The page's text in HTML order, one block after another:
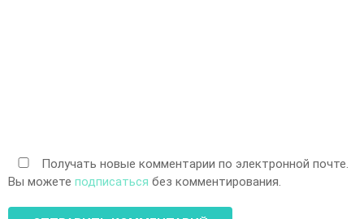
Получать новые комментарии по электронной почте.
Вы можете подписаться без комментирования.